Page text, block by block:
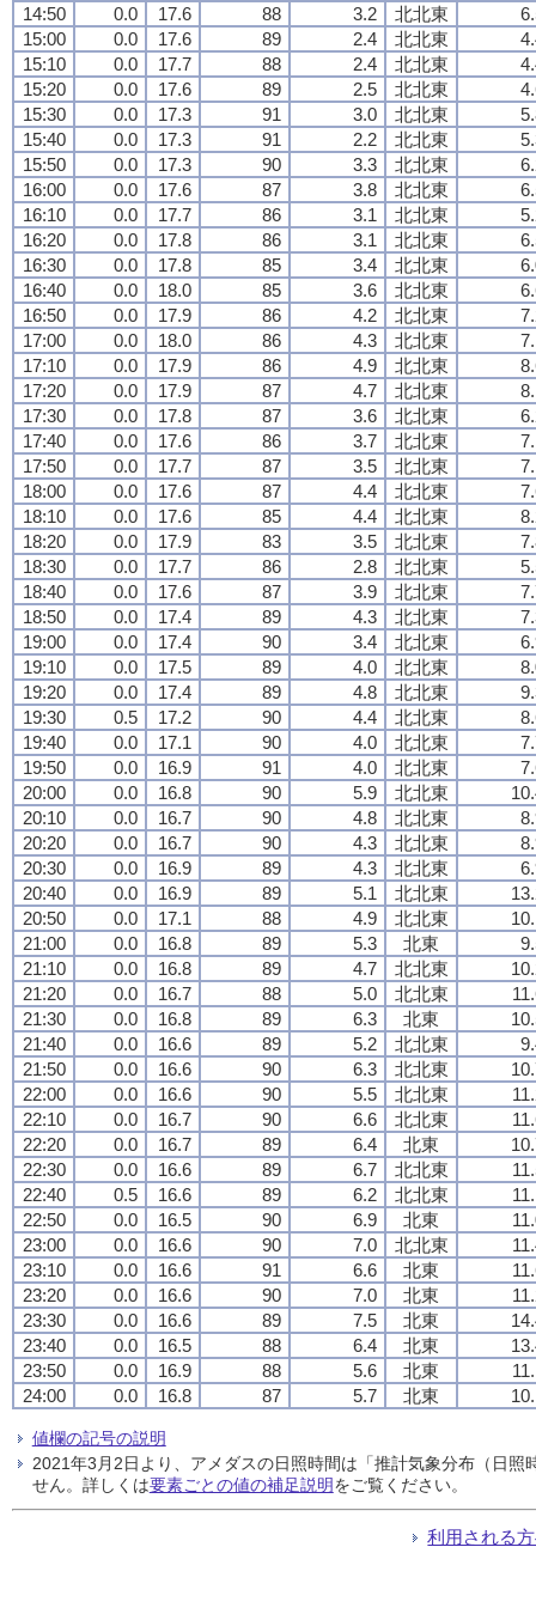
14:50 0.0 17.6 88 3.2 北北東
15:00
0.0 17.6 89 2.4 北北東
15:10
0.0 17.7 88 2.4 北北東
15:20
0.0 17.6 89 2.5 北北東
15:30
0.0 17.3 91 3.0 北北東
15:40
0.0 17.3 91 2.2 北北東
15:50
0.0 17.3 90 3.3 北北東
16:00
0.0 17.6 87 3.8 北北東
16:10
0.0 17.7 86 3.1 北北東
16:20
0.0 17.8 86 3.1 北北東
16:30
0.0 17.8 85 3.4 北北東
16:40
0.0 18.0 85 3.6 北北東
16:50
0.0 17.9 86 4.2 北北東
17:00
0.0 18.0 86 4.3 北北東
17:10
0.0 17.9 86 4.9 北北東
17:20
0.0 17.9 87 4.7 北北東
17:30
0.0 17.8 87 3.6 北北東
17:40
0.0 17.6 86 3.7 北北東
17:50
0.0 17.7 87 3.5 北北東
18:00
0.0 17.6 87 4.4 北北東
18:10
0.0 17.6 85 4.4 北北東
18:20
0.0 17.9 83 3.5 北北東
18:30
0.0 17.7 86 2.8 北北東
18:40
0.0 17.6 87 3.9 北北東
18:50
0.0 17.4 89 4.3 北北東
19:00
0.0 17.4 90 3.4 北北東
19:10
0.0 17.5 89 4.0 北北東
19:20
0.0 17.4 89 4.8 北北東
19:30
0.5 17.2 90 4.4 北北東
19:40
0.0 17.1 90 4.0 北北東
19:50
0.0 16.9 91 4.0 北北東
20:00
0.0 16.8 90 5.9 北北東
20:10
0.0 16.7 90 4.8 北北東
20:20
0.0 16.7 90 4.3 北北東
20:30
0.0 16.9 89 4.3 北北東
20:40
0.0 16.9 89 5.1 北北東
20:50
0.0 17.1 88 4.9 北北東
21:00
0.0 16.8 89 5.3 北東
21:10
0.0 16.8 89 4.7 北北東
21:20
0.0 16.7 88 5.0 北北東
21:30
0.0 16.8 89 6.3 北東
21:40
0.0 16.6 89 5.2 北北東
21:50
0.0 16.6 90 6.3 北北東
22:00
0.0 16.6 90 5.5 北北東
22:10
0.0 16.7 90 6.6 北北東
22:20
0.0 16.7 89 6.4 北東
22:30
0.0 16.6 89 6.7 北北東
22:40
0.5 16.6 89 6.2 北北東
22:50
0.0 16.5 90 6.9 北東
23:00
0.0 16.6 90 7.0 北北東
23:10
0.0 16.6 91 6.6 北東
23:20
0.0 16.6 90 7.0 北東
23:30
0.0 16.6 89 7.5 北東
23:40
0.0 16.5 88 6.4 北東
23:50
0.0 16.9 88 5.6 北東
24:00
0.0 16.8 87 5.7 北東
値欄の記号の説明
2021年3月2日より、アメダスの日照時間は「推計気象分布（日
せん。詳しくは要素ごとの値の補足説明をご覧ください。
利用される